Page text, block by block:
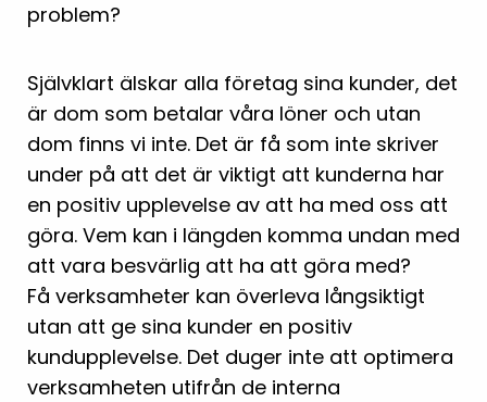
problem?
Självklart älskar alla företag sina kunder, det
är dom som betalar våra löner och utan
dom finns vi inte. Det är få som inte skriver
under på att det är viktigt att kunderna har
en positiv upplevelse av att ha med oss att
göra. Vem kan i längden komma undan med
att vara besvärlig att ha att göra med?
Få verksamheter kan överleva långsiktigt
utan att ge sina kunder en positiv
kundupplevelse. Det duger inte att optimera
verksamheten utifrån de interna